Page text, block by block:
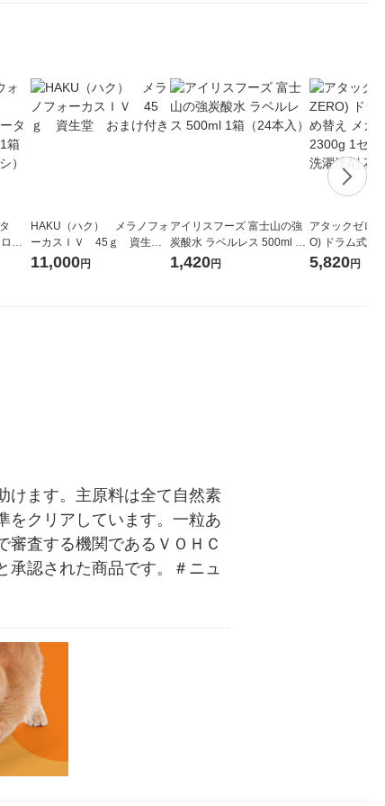
ハ
レ
HAKU（ハク） メラノフォ
ーカスＩＶ 45ｇ 資生
堂 おまけ付き
11,000円
アイリスフーズ 富士山の強
炭酸水 ラベルレス 500ml 1
箱（24本入）
1,420円
アタックゼロ
O) ドラム式専
ガジャンボ
5,820円
けます。主原料は全て自然素
をクリアしています。一粒あ
審査する機関であるＶＯＨＣ
承認された商品です。＃ニュ